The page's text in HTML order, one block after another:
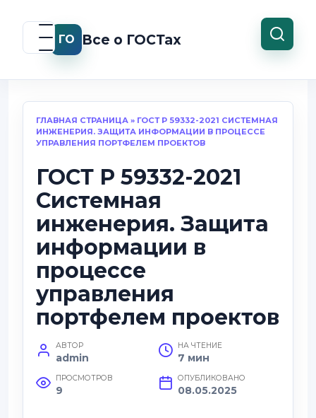
содержанию
ГО Все о ГОСТах
ГЛАВНАЯ СТРАНИЦА » ГОСТ Р 59332-2021 СИСТЕМНАЯ
ИНЖЕНЕРИЯ. ЗАЩИТА ИНФОРМАЦИИ В ПРОЦЕССЕ
УПРАВЛЕНИЯ ПОРТФЕЛЕМ ПРОЕКТОВ
ГОСТ Р 59332-2021
Системная
инженерия. Защита
информации в
процессе
управления
портфелем проектов
АВТОР
admin
НА ЧТЕНИЕ
7 мин
ПРОСМОТРОВ
9
ОПУБЛИКОВАНО
08.05.2025